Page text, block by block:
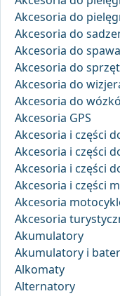
Akcesoria do
Akcesoria do
Akcesoria do
Akcesoria do
Akcesoria do
Akcesoria do
Akcesoria GPS
Akcesoria i części
Akcesoria i części
Akcesoria i części
Akcesoria i części
Akcesoria
Akcesoria
Akumulatory
Akumulatory i
Alkomaty
Alternatory